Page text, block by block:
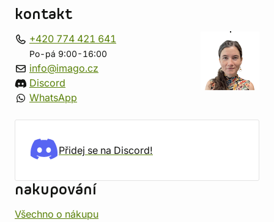
kontakt
+420 774 421 641
Po-pá 9:00-16:00
info@imago.cz
Discord
WhatsApp
Přidej se na Discord!
nakupování
Všechno o nákupu